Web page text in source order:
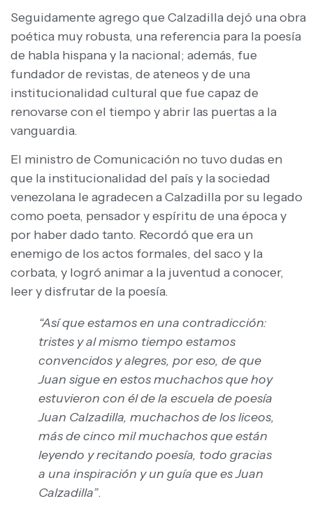
Seguidamente agrego que Calzadilla dejó una obra
poética muy robusta, una referencia para la poesía
de habla hispana y la nacional; además, fue
fundador de revistas, de ateneos y de una
institucionalidad cultural que fue capaz de
renovarse con el tiempo y abrir las puertas a la
vanguardia.
El ministro de Comunicación no tuvo dudas en
que la institucionalidad del país y la sociedad
venezolana le agradecen a Calzadilla por su legado
como poeta, pensador y espíritu de una época y
por haber dado tanto. Recordó que era un
enemigo de los actos formales, del saco y la
corbata, y logró animar a la juventud a conocer,
leer y disfrutar de la poesía.
“Así que estamos en una contradicción:
tristes y al mismo tiempo estamos
convencidos y alegres, por eso, de que
Juan sigue en estos muchachos que hoy
estuvieron con él de la escuela de poesía
Juan Calzadilla, muchachos de los liceos,
más de cinco mil muchachos que están
leyendo y recitando poesía, todo gracias
a una inspiración y un guía que es Juan
Calzadilla”.